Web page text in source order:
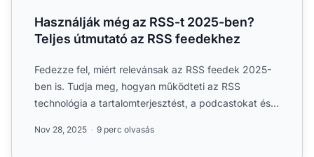
Használják még az RSS-t 2025-ben?
Teljes útmutató az RSS feedekhez
Fedezze fel, miért relevánsak az RSS feedek 2025-
ben is. Tudja meg, hogyan működteti az RSS
technológia a tartalomterjesztést, a podcastokat és
Nov 28, 2025 9 perc olvasás